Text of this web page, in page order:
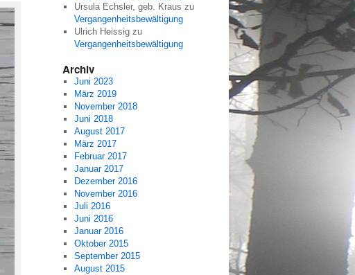
Ursula Echsler, geb. Kraus zu
Vergangenheitsbewältigung
Ulrich Heissigzu
Vergangenheitsbewältigung
Archiv
Juni 2023
März 2019
November 2018
Juni 2018
August 2017
März 2017
Februar 2017
Januar 2017
Dezember 2016
November 2016
Juli 2016
Juni 2016
Januar 2016
Oktober 2015
September 2015
August 2015